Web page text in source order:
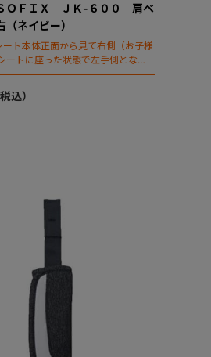
ＯＦＩＸ ＪＫ-６００ 肩ベ
ネイビー）
ト本体正面から見て右側（お子様
ートに座った状態で左手側となり